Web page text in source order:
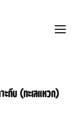
ะทับ (ทะเลแหวก)